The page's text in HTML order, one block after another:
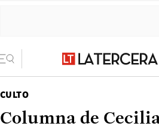
CULTO
Columna de